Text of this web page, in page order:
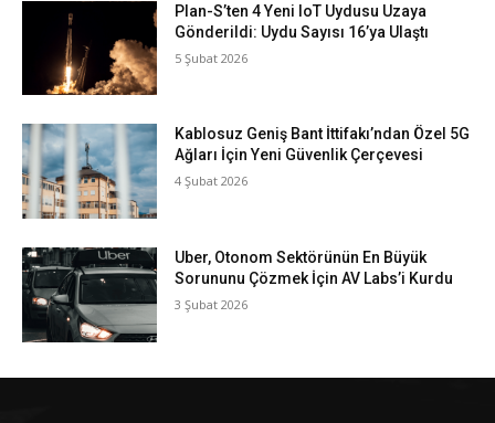
Plan-S’ten 4 Yeni IoT Uydusu Uzaya
Gönderildi: Uydu Sayısı 16’ya Ulaştı
5 Şubat 2026
Kablosuz Geniş Bant İttifakı’ndan Özel 5G
Ağları İçin Yeni Güvenlik Çerçevesi
4 Şubat 2026
Uber, Otonom Sektörünün En Büyük
Sorununu Çözmek İçin AV Labs’i Kurdu
3 Şubat 2026